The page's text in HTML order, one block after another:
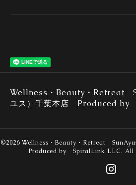
Wellness・Beauty・Retreat
ユス）千葉本店 Produced
©2026 Wellness・Beauty・Retreat
Produced by SpiralLink LLC. All